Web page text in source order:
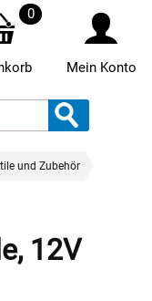
0
Mein Konto
und Zubehör
12V